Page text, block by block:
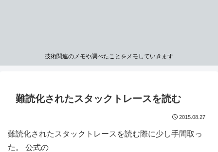
技術関連のメモや調べたことをメモしていきます
難読化されたスタックトレースを読む
2015.08.27
難読化されたスタックトレースを読む際に少し手間取っ
た。 公式の